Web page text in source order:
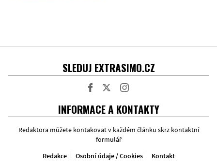
SLEDUJ EXTRASIMO.CZ
INFORMACE A KONTAKTY
Redaktora můžete kontakovat v každém článku skrz kontaktní
formulář
Redakce
Osobní údaje / Cookies Kontakt